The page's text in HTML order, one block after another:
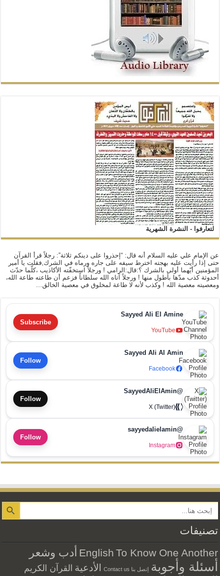
لتعارفوا - النشرة الشهرية
عن الإمام علي عليه السلام أنه قال: “إحذروا على دينكم ثلاثة”: رجلاً قرأ القرآن
حتى إذا رأيت عليه بهجته اخترط سيفه على جاره ورماه في الشرك,فقلت يا أمير
المؤمنين أيّهما أولى بالشرك ؟:قال:الرامي ! ورجلاً استخفّته الأكاذيب ،كلّما حدّث
أحدوثة كذب مدّها بأطول منها ! ورجلاً آتاه الله سلطاناً فزعم أن طاعته طاعة الله،
ومعصيته معصية الله ! وكذب لأنه لا طاعة لمخلوق في معصية الخالق…
Sayyed Ali El Amine
YouTube
Subscribe
Sayyed Ali Al Amin
Facebook
Follow
@SayyedAliElAmin
X (Twitter)
Follow
@sayyedalielamin
Instagram
Follow
Search Button
تصنيفات
English To Know One Another أدب وشعر
أسئلة وأجوبة إتصل بنا Contact us الأدعية القرآن الكريم